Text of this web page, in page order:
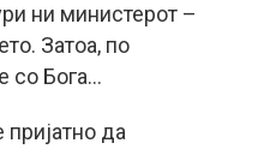
ни министерот –
Затоа, по
со Бога…
да